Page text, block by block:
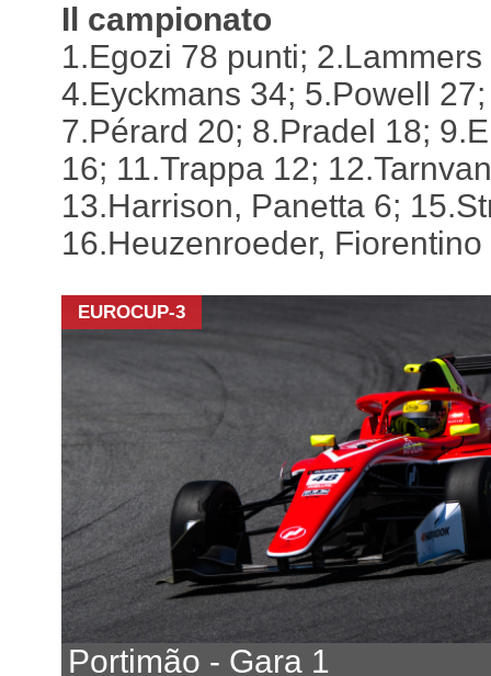
Il campionato
1.Egozi 78 punti;
4.Eyckmans 34; 5.Powell
7.Pérard 20; 8.Pradel 18;
16; 11.Trappa 12;
13.Harrison, Panetta 6;
16.Heuzenroeder, Fiorentino
EUROCUP-3
Portimão - Gara 1